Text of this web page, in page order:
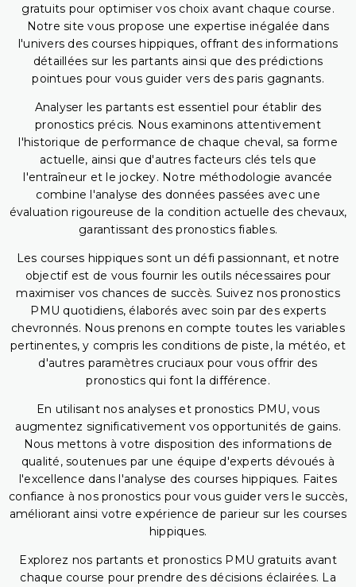
gratuits pour optimiser vos choix avant chaque course.
Notre site vous propose une expertise inégalée dans
l'univers des courses hippiques, offrant des informations
détaillées sur les partants ainsi que des prédictions
pointues pour vous guider vers des paris gagnants.
Analyser les partants est essentiel pour établir des
pronostics précis. Nous examinons attentivement
l'historique de performance de chaque cheval, sa forme
actuelle, ainsi que d'autres facteurs clés tels que
l'entraîneur et le jockey. Notre méthodologie avancée
combine l'analyse des données passées avec une
évaluation rigoureuse de la condition actuelle des chevaux,
garantissant des pronostics fiables.
Les courses hippiques sont un défi passionnant, et notre
objectif est de vous fournir les outils nécessaires pour
maximiser vos chances de succès. Suivez nos pronostics
PMU quotidiens, élaborés avec soin par des experts
chevronnés. Nous prenons en compte toutes les variables
pertinentes, y compris les conditions de piste, la météo, et
d'autres paramètres cruciaux pour vous offrir des
pronostics qui font la différence.
En utilisant nos analyses et pronostics PMU, vous
augmentez significativement vos opportunités de gains.
Nous mettons à votre disposition des informations de
qualité, soutenues par une équipe d'experts dévoués à
l'excellence dans l'analyse des courses hippiques. Faites
confiance à nos pronostics pour vous guider vers le succès,
améliorant ainsi votre expérience de parieur sur les courses
hippiques.
Explorez nos partants et pronostics PMU gratuits avant
chaque course pour prendre des décisions éclairées. La